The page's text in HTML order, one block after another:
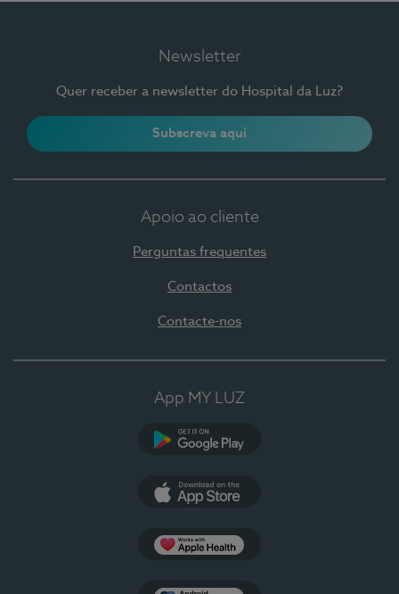
Newsletter
Quer receber a newsletter do Hospital da Luz?
Subscreva aqui
Apoio ao cliente
Perguntas frequentes
Contactos
Contacte-nos
App MY LUZ